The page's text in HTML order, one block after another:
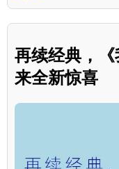
再续经典，
来全新惊喜